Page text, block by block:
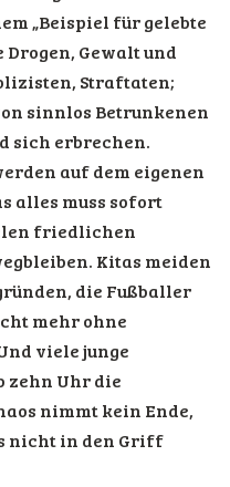
„Beispiel für gelebte
Gewalt und
Straftaten;
sinnlos Betrunkenen
sich erbrechen.
auf dem eigenen
alles muss sofort
friedlichen
Kitas meiden
die Fußballer
mehr ohne
viele junge
zehn Uhr die
nimmt kein Ende,
nicht in den Griff